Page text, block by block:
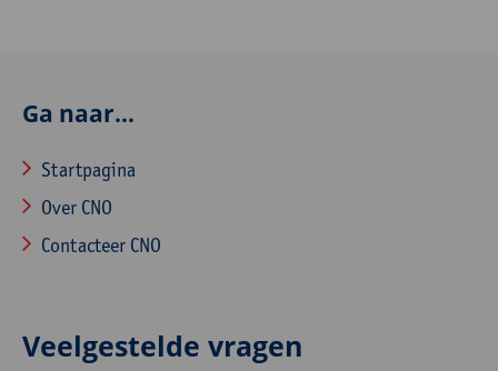
Ga naar...
Startpagina
Over CNO
Contacteer CNO
Veelgestelde vragen